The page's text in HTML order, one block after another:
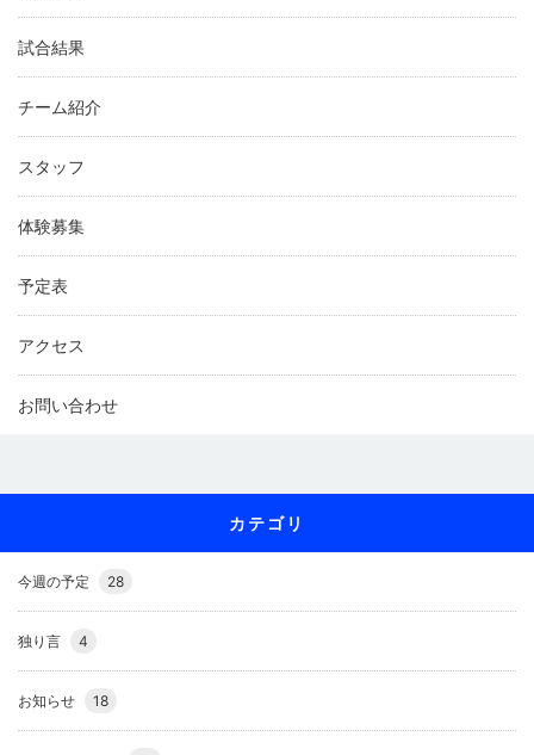
試合結果
チーム紹介
スタッフ
体験募集
予定表
アクセス
お問い合わせ
カテゴリ
今週の予定 28
独り言 4
お知らせ 18